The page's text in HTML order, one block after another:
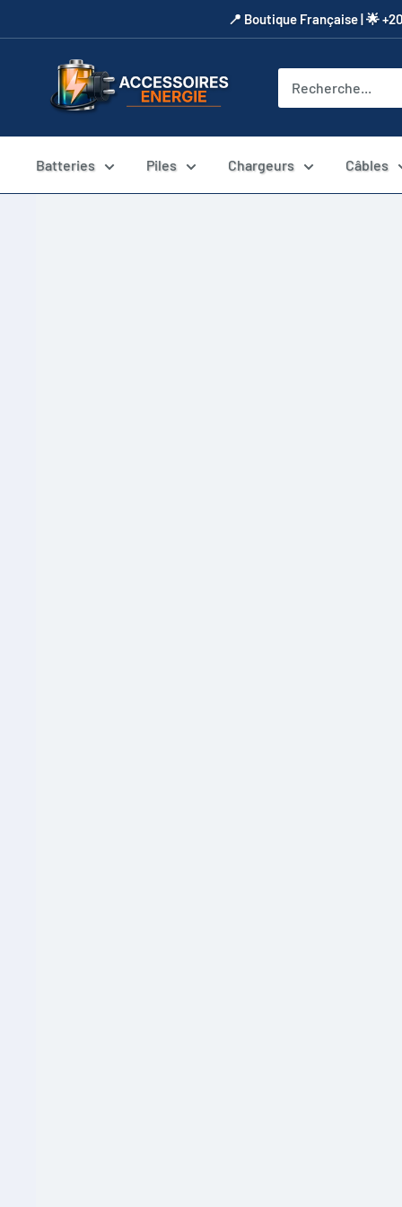
au
​📍​ Boutique Française | 🌟
Accessoires
Energie
Batteries Piles Chargeurs Câbles